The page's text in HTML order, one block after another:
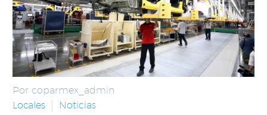
Por coparmex_admin
Locales
Noticias